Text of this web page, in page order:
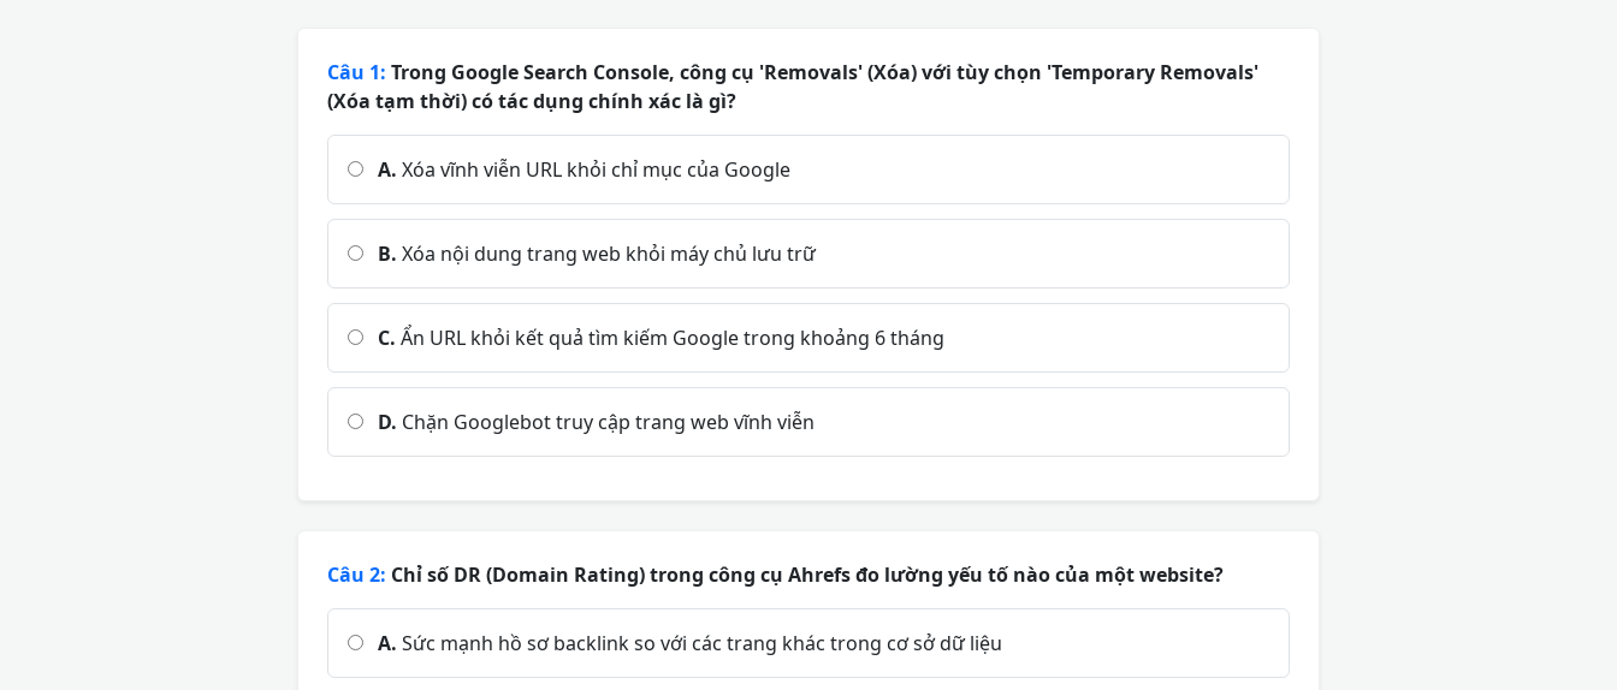
Câu 1: Trong Google Search Console, công cụ 'Removals' (Xóa) với tùy chọn 'Temporary Removals'
(Xóa tạm thời) có tác dụng chính xác là gì?
A. Xóa vĩnh viễn URL khỏi chỉ mục của Google
B. Xóa nội dung trang web khỏi máy chủ lưu trữ
C. Ẩn URL khỏi kết quả tìm kiếm Google trong khoảng 6 tháng
D. Chặn Googlebot truy cập trang web vĩnh viễn
Câu 2: Chỉ số DR (Domain Rating) trong công cụ Ahrefs đo lường yếu tố nào của một website?
A. Sức mạnh hồ sơ backlink so với các trang khác trong cơ sở dữ liệu